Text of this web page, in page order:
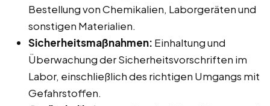
Bestellung von Chemikalien, Laborgeräten und
sonstigen Materialien.
Sicherheitsmaßnahmen: Einhaltung und
Überwachung der Sicherheitsvorschriften im
Labor, einschließlich des richtigen Umgangs mit
Gefahrstoffen.